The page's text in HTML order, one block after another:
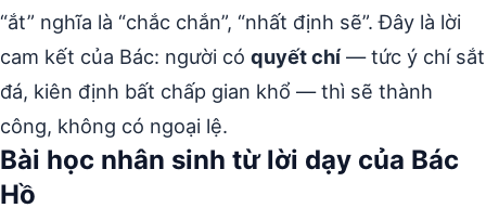
“ắt” nghĩa là “chắc chắn”, “nhất định sẽ”. Đây là lời
cam kết của Bác: người có quyết chí — tức ý chí sắt
đá, kiên định bất chấp gian khổ — thì sẽ thành
công, không có ngoại lệ.
Bài học nhân sinh từ lời dạy của Bác
Hồ